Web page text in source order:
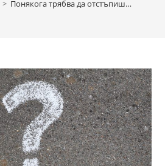
> Понякога трябва да отстъпиш…